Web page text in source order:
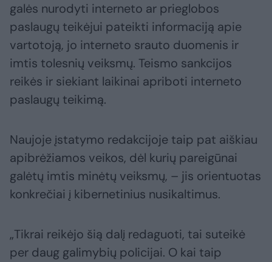
galės nurodyti interneto ar prieglobos
paslaugų teikėjui pateikti informaciją apie
vartotoją, jo interneto srauto duomenis ir
imtis tolesnių veiksmų. Teismo sankcijos
reikės ir siekiant laikinai apriboti interneto
paslaugų teikimą.
Naujoje įstatymo redakcijoje taip pat aiškiau
apibrėžiamos veikos, dėl kurių pareigūnai
galėtų imtis minėtų veiksmų, – jis orientuotas
konkrečiai į kibernetinius nusikaltimus.
„Tikrai reikėjo šią dalį redaguoti, tai suteikė
per daug galimybių policijai. O kai taip